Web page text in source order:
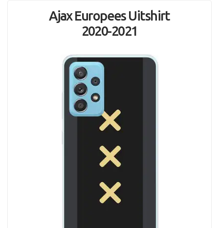
Ajax Europees Uitshirt
2020-2021